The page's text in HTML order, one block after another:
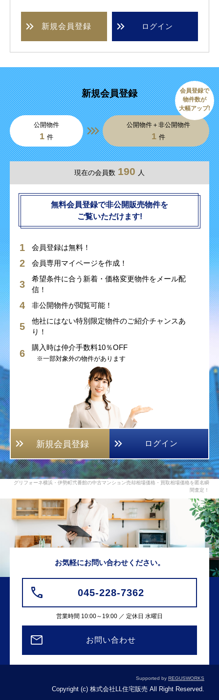
新規会員登録 ログイン
新規会員登録
公開物件
1 件
公開物件＋非公開物件
1 件
会員登録で
物件数が
大幅アップ!
現在の会員数 190 人
無料会員登録で非公開販売物件を
ご覧いただけます!
会員登録は無料！
会員専用マイページを作成！
希望条件に合う新着・価格変更物件をメール配
信！
非公開物件が閲覧可能！
他社にはない特別限定物件のご紹介チャンスあ
り！
購入時は仲介手数料10％OFF
※一部対象外の物件があります
新規会員登録 ログイン
グリフォーネ横浜・伊勢町弐番館の中古マンション売却相場価格・買取相場価格を匿名瞬
間査定！
お気軽にお問い合わせください。
045-228-7362
営業時間 10:00～19:00 ／ 定休日 水曜日
お問い合わせ
Supported by REGUSWORKS
Copyright (c) 株式会社LL住宅販売 All Right Reserved.